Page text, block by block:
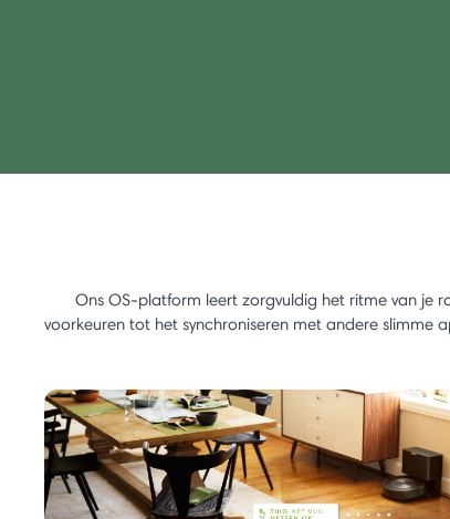
Ons OS-platform leert zorgvuldig het ritme van je
voorkeuren tot het synchroniseren met andere